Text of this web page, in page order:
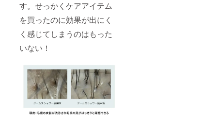
す。せっかくケアアイテム
を買ったのに効果が出にく
く感じてしまうのはもった
いない！